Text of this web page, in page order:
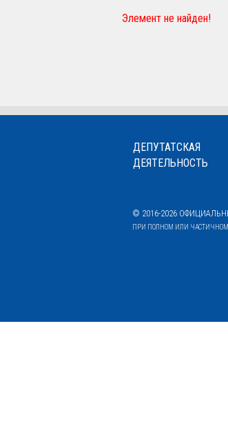
Элемент не найден!
ДЕПУТАТСКАЯ
ДЕЯТЕЛЬНОСТЬ
© 2016-2026
ПРИ ПОЛНОМ ИЛИ ЧАСТИЧНОМ